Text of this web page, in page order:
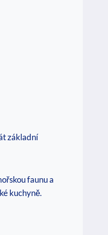
základní
faunu a
kuchyně.